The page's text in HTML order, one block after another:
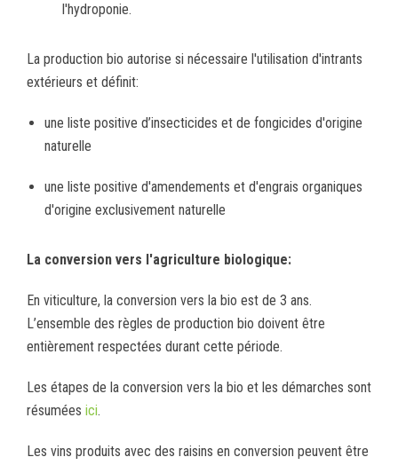
l'hydroponie.
La production bio autorise si nécessaire l'utilisation d'intrants
extérieurs et définit:
une liste positive d’insecticides et de fongicides d'origine
naturelle
une liste positive d'amendements et d'engrais organiques
d'origine exclusivement naturelle
La conversion vers l'agriculture biologique:
En viticulture, la conversion vers la bio est de 3 ans.
L’ensemble des règles de production bio doivent être
entièrement respectées durant cette période.
Les étapes de la conversion vers la bio et les démarches sont
résumées ici.
Les vins produits avec des raisins en conversion peuvent être